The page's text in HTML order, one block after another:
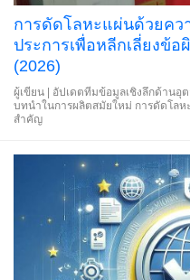
การดัดโลหะแผ่นด้วยค
ประการเพื่อหลีกเลี่ยงข้
(2026)
ผู้เขียน | อัปเดตทีมข้อมูลเชิงลึกด้านอุ
บทนำในการผลิตสมัยใหม่ การดัดโล
สำคัญ